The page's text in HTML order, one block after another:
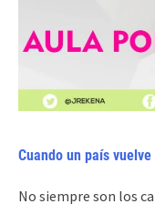
Cuando un país
No siempre son los